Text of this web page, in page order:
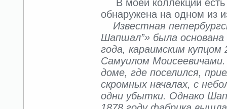
В моей коллекции есть
обнаружена на одном из
Известная
Шапшал”» была
года, караимским
Самуилом
доме, где поселился,
скромных началах, с
одни убытки. Однако